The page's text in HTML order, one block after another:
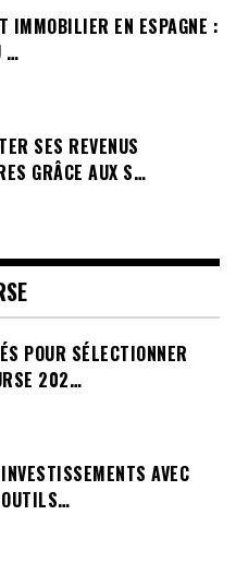
IMMOBILIER EN ESPAGNE :
…
SES REVENUS
GRÂCE AUX S…
POUR SÉLECTIONNER
202…
AVEC